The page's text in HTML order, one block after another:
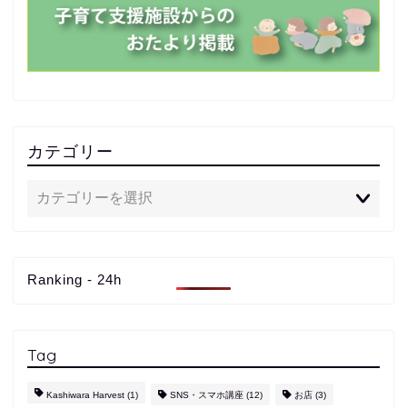
カテゴリー
Ranking - 24h
Tag
Kashiwara Harvest (1) SNS・スマホ講座 (12) お店 (3)